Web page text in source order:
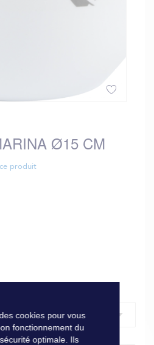
Ø15 CM
produit
cookies pour vous
fonctionnement du
optimale. Ils